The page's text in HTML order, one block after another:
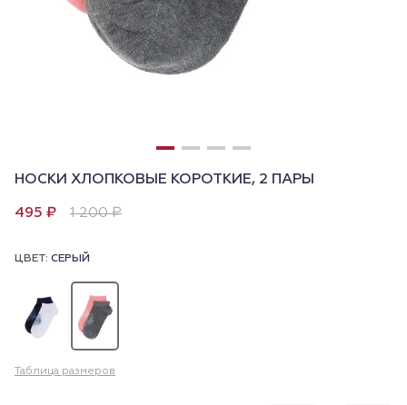
НОСКИ ХЛОПКОВЫЕ КОРОТКИЕ, 2 ПАРЫ
495 ₽ 1 200 ₽
ЦВЕТ: СЕРЫЙ
Таблица размеров